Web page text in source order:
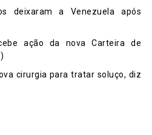
deixaram a Venezuela após
ação da nova Carteira de
cirurgia para tratar soluço, diz